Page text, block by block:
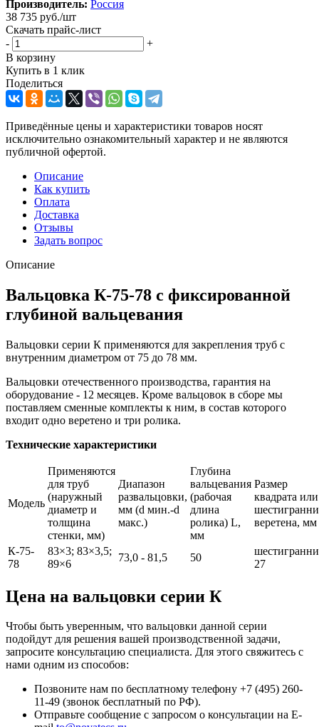
Производитель: Россия
38 735 руб./шт
Скачать прайс-лист
-
+
В корзину
Купить в 1 клик
Поделиться
Приведённые цены и характеристики товаров носят
исключительно ознакомительный характер и не являются
публичной офертой.
Описание
Как купить
Оплата
Доставка
Отзывы
Задать вопрос
Описание
Вальцовка К-75-78 с фиксированной
глубиной вальцевания
Вальцовки серии К применяются для закрепления труб с
внутренним диаметром от 75 до 78 мм.
Вальцовки отечественного производства, гарантия на
оборудование - 12 месяцев. Кроме вальцовок в сборе мы
поставляем сменные комплекты к ним, в состав которого
входит одно веретено и три ролика.
Технические характеристики
Модель
Применяются
для труб
(наружный
диаметр и
толщина
стенки, мм)
Диапазон
развальцовки,
мм (d мин.-d
макс.)
Глубина
вальцевания
(рабочая
длина
ролика) L,
мм
Размер
квадрата или
веретена, мм
К-75-
78
83×3; 83×3,5;
89×6
73,0 - 81,5 50
27
Цена на вальцовки серии К
Чтобы быть уверенным, что вальцовки данной серии
подойдут для решения вашей производственной задачи,
запросите консультацию специалиста. Для этого свяжитесь с
нами одним из способов:
Позвоните нам по бесплатному телефону +7 (495) 260-
11-49 (звонок бесплатный по РФ).
Отправьте сообщение с запросом о консультации на E-